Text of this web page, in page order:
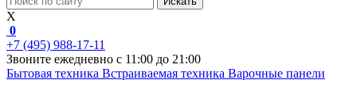
X
0
+7 (495) 988-17-11
Звоните ежедневно с 11:00 до 21:00
Бытовая техника Встраиваемая техника Варочные панели